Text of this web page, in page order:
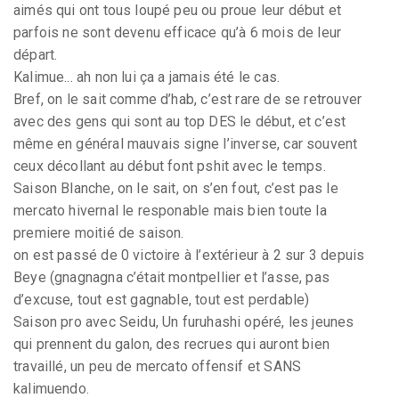
aimés qui ont tous loupé peu ou proue leur début et
parfois ne sont devenu efficace qu’à 6 mois de leur
départ.
Kalimue... ah non lui ça a jamais été le cas.
Bref, on le sait comme d’hab, c’est rare de se retrouver
avec des gens qui sont au top DES le début, et c’est
même en général mauvais signe l’inverse, car souvent
ceux décollant au début font pshit avec le temps.
Saison Blanche, on le sait, on s’en fout, c’est pas le
mercato hivernal le responable mais bien toute la
premiere moitié de saison.
on est passé de 0 victoire à l’extérieur à 2 sur 3 depuis
Beye (gnagnagna c’était montpellier et l’asse, pas
d’excuse, tout est gagnable, tout est perdable)
Saison pro avec Seidu, Un furuhashi opéré, les jeunes
qui prennent du galon, des recrues qui auront bien
travaillé, un peu de mercato offensif et SANS
kalimuendo.